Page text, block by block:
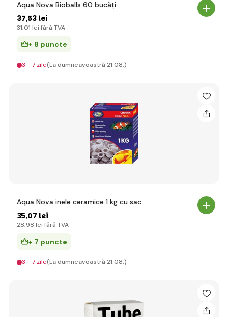
Aqua Nova Bioballs 60 bucăți
37,53 lei
31,01 lei fără TVA
+ 8 puncte
3 - 7 zile(La dumneavoastră 21.08.)
Aqua Nova inele ceramice 1 kg cu sac.
35,07 lei
28,98 lei fără TVA
+ 7 puncte
3 - 7 zile(La dumneavoastră 21.08.)